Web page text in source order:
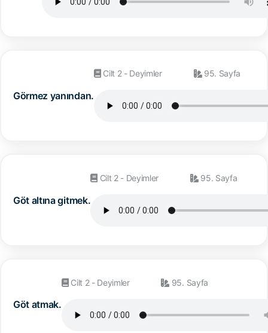
Görmez yanından.
Cilt 2 - Deyimler 95. Sayfa
Göt altına gitmek.
Cilt 2 - Deyimler 95. Sayfa
Göt atmak.
Cilt 2 - Deyimler 95. Sayfa